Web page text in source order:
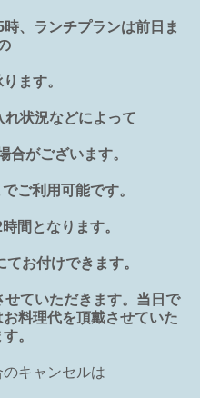
、ランチプランは前日ま
ます。
れ状況などによって
合がございます。
ご利用可能です。
時間となります。
てお付けできます。
ていただきます。当日で
料理代を頂戴させていた
。
キャンセルは